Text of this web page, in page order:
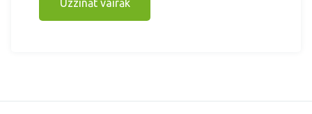
Uzzināt vairāk